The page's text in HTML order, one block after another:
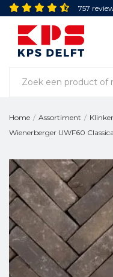
757
Home / Assortiment /
Wienerberger UWF60